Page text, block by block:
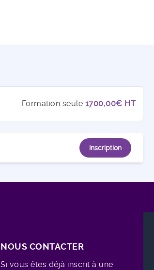
Formation seule 1700,00€ HT
Inscription
NOUS CONTACTER
Si vous êtes déjà inscrit à une